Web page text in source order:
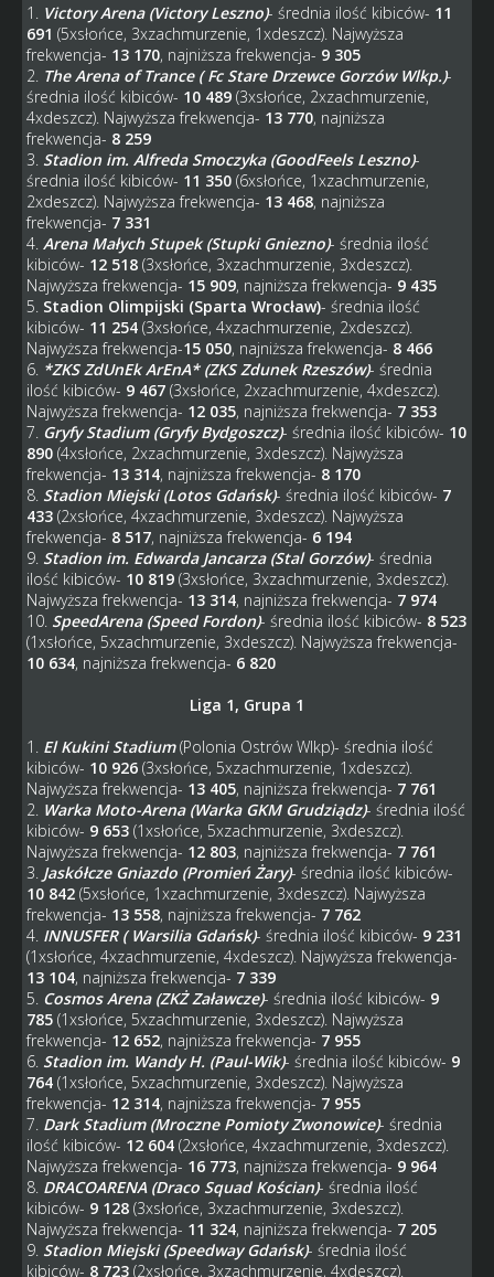
1.
Victory Arena (Victory Leszno)- średnia ilość kibiców- 11
691 (5xsłońce, 3xzachmurzenie, 1xdeszcz). Najwyższa
frekwencja- 13 170, najniższa frekwencja- 9 305
2. The Arena of Trance ( Fc Stare Drzewce Gorzów Wlkp.)-
średnia ilość kibiców- 10 489(3xsłońce, 2xzachmurzenie,
4xdeszcz). Najwyższa frekwencja- 13 770, najniższa
frekwencja- 8 259
3. Stadion im. Alfreda Smoczyka (GoodFeels Leszno)-
średnia ilość kibiców- 11 350(6xsłońce, 1xzachmurzenie,
2xdeszcz). Najwyższa frekwencja- 13 468, najniższa
frekwencja- 7 331
4. Arena Małych Stupek (Stupki Gniezno)- średnia ilość
kibiców- 12 518(3xsłońce, 3xzachmurzenie, 3xdeszcz).
Najwyższa frekwencja- 15 909, najniższa frekwencja- 9 435
5. Stadion Olimpijski (Sparta Wrocław)- średnia ilość
kibiców- 11 254(3xsłońce, 4xzachmurzenie, 2xdeszcz).
Najwyższa frekwencja-15 050, najniższa frekwencja- 8 466
6. *ZKS ZdUnEk ArEnA* (ZKS Zdunek Rzeszów)- średnia
ilość kibiców- 9 467(3xsłońce, 2xzachmurzenie, 4xdeszcz).
Najwyższa frekwencja- 12 035, najniższa frekwencja- 7 353
7. Gryfy Stadium (Gryfy Bydgoszcz)- średnia ilość kibiców- 10
890(4xsłońce, 2xzachmurzenie, 3xdeszcz). Najwyższa
frekwencja- 13 314, najniższa frekwencja- 8 170
8. Stadion Miejski (Lotos Gdańsk)- średnia ilość kibiców- 7
433(2xsłońce, 4xzachmurzenie, 3xdeszcz). Najwyższa
frekwencja- 8 517, najniższa frekwencja- 6 194
9. Stadion im. Edwarda Jancarza (Stal Gorzów)- średnia
ilość kibiców- 10 819 (3xsłońce, 3xzachmurzenie, 3xdeszcz).
Najwyższa frekwencja- 13 314, najniższa frekwencja- 7 974
10. SpeedArena (Speed Fordon)- średnia ilość kibiców- 8 523
(1xsłońce, 5xzachmurzenie, 3xdeszcz). Najwyższa frekwencja-
10 634, najniższa frekwencja- 6 820
Liga 1, Grupa 1
1. El Kukini Stadium(Polonia Ostrów Wlkp)- średnia ilość
kibiców- 10 926(3xsłońce, 5xzachmurzenie, 1xdeszcz).
Najwyższa frekwencja- 13 405, najniższa frekwencja- 7 761
2. Warka Moto-Arena (Warka GKM Grudziądz)- średnia ilość
kibiców- 9 653(1xsłońce, 5xzachmurzenie, 3xdeszcz).
Najwyższa frekwencja- 12 803, najniższa frekwencja- 7 761
3. Jaskółcze Gniazdo (Promień Żary)- średnia ilość kibiców-
10 842(5xsłońce, 1xzachmurzenie, 3xdeszcz). Najwyższa
frekwencja- 13 558, najniższa frekwencja- 7 762
4. INNUSFER ( Warsilia Gdańsk)- średnia ilość kibiców- 9 231
(1xsłońce, 4xzachmurzenie, 4xdeszcz). Najwyższa frekwencja-
13 104, najniższa frekwencja- 7 339
5. Cosmos Arena (ZKŻ Załawcze)- średnia ilość kibiców- 9
785 (1xsłońce, 5xzachmurzenie, 3xdeszcz). Najwyższa
frekwencja- 12 652, najniższa frekwencja- 7 955
6. Stadion im. Wandy H. (Paul-Wik)- średnia ilość kibiców- 9
764(1xsłońce, 5xzachmurzenie, 3xdeszcz). Najwyższa
frekwencja- 12 314, najniższa frekwencja- 7 955
7. Dark Stadium (Mroczne Pomioty Zwonowice)- średnia
ilość kibiców- 12 604(2xsłońce, 4xzachmurzenie, 3xdeszcz).
Najwyższa frekwencja- 16 773, najniższa frekwencja- 9 964
8. DRACOARENA (Draco Squad Kościan)- średnia ilość
kibiców- 9 128(3xsłońce, 3xzachmurzenie, 3xdeszcz).
Najwyższa frekwencja- 11 324, najniższa frekwencja- 7 205
9. Stadion Miejski (Speedway Gdańsk)- średnia ilość
kibiców- 8 723(2xsłońce, 3xzachmurzenie, 4xdeszcz).